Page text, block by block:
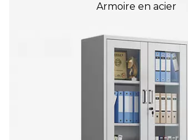
Lit superposé en métal